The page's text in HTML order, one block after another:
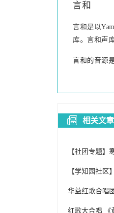
言和
言和是以
库。言和声
言和的音源
相关文章
【社团专题】
【学知园社区
华益红歌合唱
红歌大合唱 《